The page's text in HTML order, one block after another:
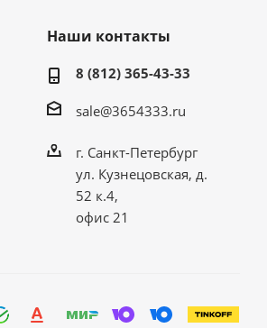
Наши контакты
8 (812) 365-43-33
sale@3654333.ru
г. Санкт-Петербург
ул. Кузнецовская, д.
52 к.4,
офис 21